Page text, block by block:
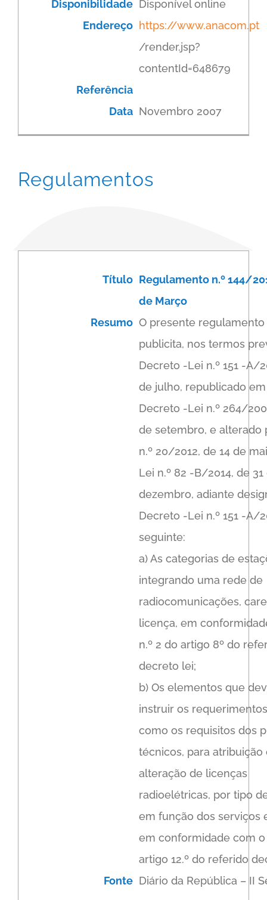
Disponibilidade Disponível online
Endereço https://www.anacom.pt
/render.jsp?
contentId=648679
Referência
Data Novembro 2007
Regulamentos
Título Regulamento n.º 144/
de Março
Resumo O presente
publicita, nos termos
Decreto -Lei n.º 151 -A/
de julho, republicado
Decreto -Lei n.º 264/
de setembro, e alterado
n.º 20/2012, de 14 de
Lei n.º 82 -B/2014, de 31
dezembro, adiante
Decreto -Lei n.º 151 -A/
seguinte:
a) As categorias de
integrando uma rede de
radiocomunicações,
licença, em
n.º 2 do artigo 8º do
decreto lei;
b) Os elementos que
instruir os
como os requisitos dos
técnicos, para atribuição
alteração de licenças
radioelétricas, por tipo
em função dos serviços
em conformidade com o
artigo 12.º do referido
Fonte Diário da República – II